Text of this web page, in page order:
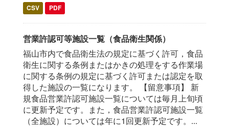
CSV PDF
営業許認可等施設一覧（食品衛生関係）
福山市内で食品衛生法の規定に基づく許可，食品
衛生に関する条例またはかきの処理をする作業場
に関する条例の規定に基づく許可または認定を取
得した施設の一覧になります。 【留意事項】 新
規食品営業許認可施設一覧については毎月上旬頃
に更新予定です。また，食品営業許認可施設一覧
（全施設）については年に1回更新予定です。...